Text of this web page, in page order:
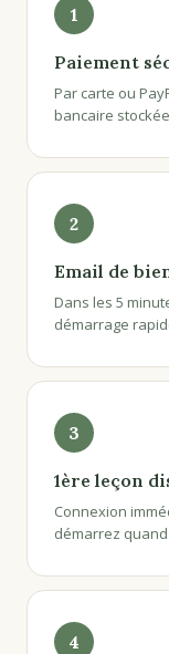
1
Paiement
Par carte ou
bancaire
2
Email de
Dans les 5
démarrage
3
1ère leçon
Connexion
démarrez
4